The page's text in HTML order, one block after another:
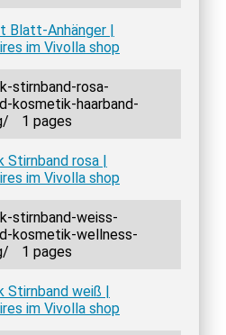
Blatt-Anhänger |
im Vivolla shop
stirnband-rosa-
kosmetik-haarband-
1 pages
Stirnband rosa |
im Vivolla shop
stirnband-weiss-
kosmetik-wellness-
1 pages
Stirnband weiß |
im Vivolla shop